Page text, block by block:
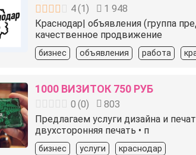
4(1)
1 948
Краснодар| объявления (группа
качественное продвижение
бизнес объявления работа
1000 ВИЗИТОК 750 РУБ
0 (0)
803
Предлагаем услуги дизайна и
двухсторонняя печать • п
бизнес услуги краснодар